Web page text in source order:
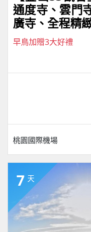
通度寺、雲門
廣寺、全程精
早鳥加贈3大好禮
桃園國際機場
7 天